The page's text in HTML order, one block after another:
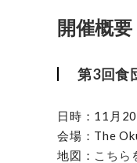
開催概要
第3回食
日時：11月
会場：The
地図： こちら